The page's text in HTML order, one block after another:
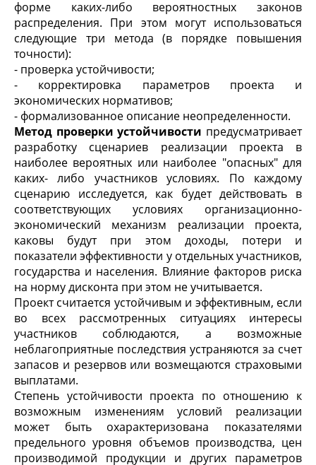
форме каких-либо вероятностных законов
распределения. При этом могут использоваться
следующие три метода (в порядке повышения
точности):
- проверка устойчивости;
- корректировка параметров проекта и
экономических нормативов;
- формализованное описание неопределенности.
Метод проверки устойчивости предусматривает
разработку сценариев реализации проекта в
наиболее вероятных или наиболее "опасных" для
каких- либо участников условиях. По каждому
сценарию исследуется, как будет действовать в
соответствующих условиях организационно-
экономический механизм реализации проекта,
каковы будут при этом доходы, потери и
показатели эффективности у отдельных участников,
государства и населения. Влияние факторов риска
на норму дисконта при этом не учитывается.
Проект считается устойчивым и эффективным, если
во всех рассмотренных ситуациях интересы
участников соблюдаются, а возможные
неблагоприятные последствия устраняются за счет
запасов и резервов или возмещаются страховыми
выплатами.
Степень устойчивости проекта по отношению к
возможным изменениям условий реализации
может быть охарактеризована показателями
предельного уровня объемов производства, цен
производимой продукции и других параметров